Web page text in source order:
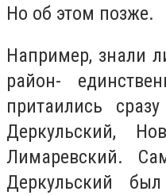
Но об этом позже.
Например, знали
район-
притаились
Деркульский,
Лимаревский.
Деркульский